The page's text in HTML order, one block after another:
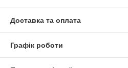
Доставка та оплата
Графік роботи